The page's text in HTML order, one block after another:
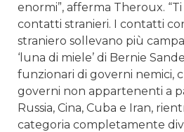
enormi”, afferma Theroux.
contatti stranieri. I contatti
straniero sollevano più
‘luna di miele’ di Bernie
funzionari di governi nemici,
governi non appartenenti a
Russia, Cina, Cuba e Iran,
categoria completamente